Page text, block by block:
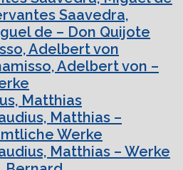
Saavedra,
de – Don Quijote
Adelbert von
Adelbert von –
Matthias
Matthias –
Werke
Matthias – Werke